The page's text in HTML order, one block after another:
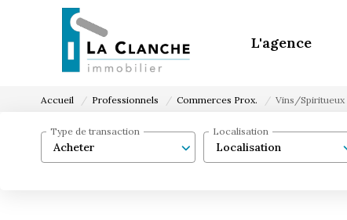
L'agence
Accueil Professionnels Commerces Prox. Vins/Spiritueux
Acheter
Type de transaction
Localisation
Localisation